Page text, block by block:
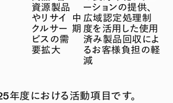
資源製品
やリサイ
クルサー
ビスの需
要拡大
中
期
ーションの提供、
広域認定処理制
度を活用した使用
済み製品回収によ
るお客様負担の軽
減
度における活動項目です。